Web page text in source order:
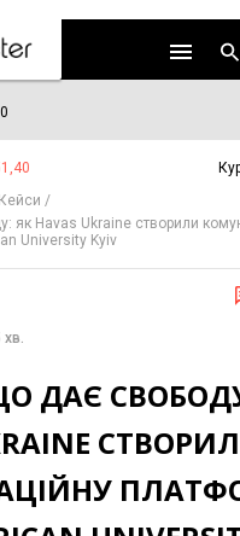
Кейси
як Havas Ukraine створили
University Kyiv
хв.
ДАЄ